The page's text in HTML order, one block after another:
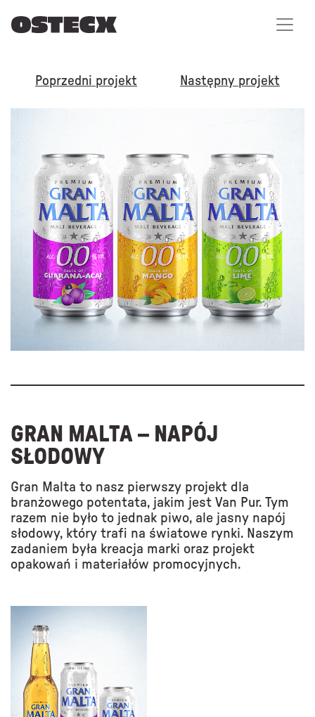
Poprzedni projekt Następny projekt
GRAN MALTA – NAPÓJ
SŁODOWY
Gran Malta to nasz pierwszy projekt dla
branżowego potentata, jakim jest Van Pur. Tym
razem nie było to jednak piwo, ale jasny napój
słodowy, który trafi na światowe rynki. Naszym
zadaniem była kreacja marki oraz projekt
opakowań i materiałów promocyjnych.